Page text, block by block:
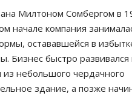
Милтоном Сомбергом в
начале компания
остававшейся в
Бизнес быстро развивался
небольшого чердачного
здание, а позже